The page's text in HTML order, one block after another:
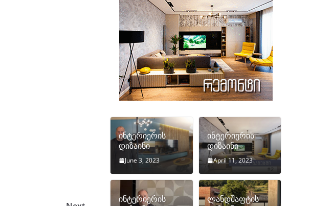
ინტერიერის
დიზაინი
June 3, 2023
ინტერიერის
დიზაინი
April 11, 2023
ინტერიერის
ლანდშაფტის